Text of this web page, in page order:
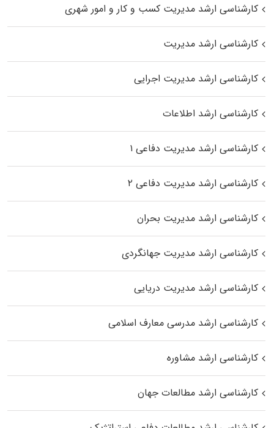
کارشناسی ارشد مدیریت کسب و کار و امور شهری
کارشناسی ارشد مدیریت
کارشناسی ارشد مدیریت اجرایی
کارشناسی ارشد اطلاعات
کارشناسی ارشد مدیریت دفاعی ۱
کارشناسی ارشد مدیریت دفاعی ۲
کارشناسی ارشد مدیریت بحران
کارشناسی ارشد مدیریت جهانگردی
کارشناسی ارشد مدیریت دریایی
کارشناسی ارشد مدرسی معارف اسلامی
کارشناسی ارشد مشاوره
کارشناسی ارشد مطالعات جهان